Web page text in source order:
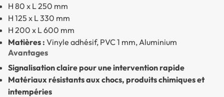
H 80 x L 250 mm
H 125 x L 330 mm
H 200 x L 600 mm
Matières : Vinyle adhésif, PVC 1 mm, Aluminium
Avantages
Signalisation claire pour une intervention rapide
Matériaux résistants aux chocs, produits chimiques et
intempéries